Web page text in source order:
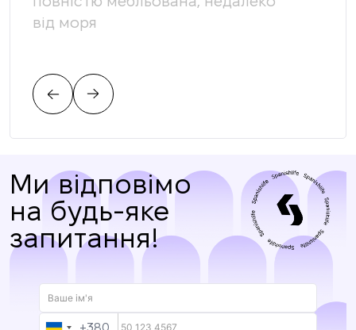
від моря
Ми відповімо
на будь-яке
запитання!
+380